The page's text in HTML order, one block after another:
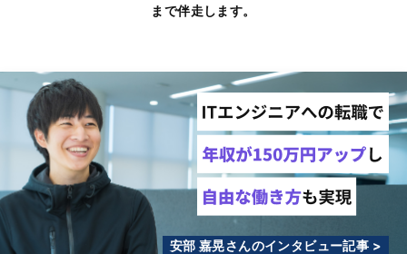
まで伴走します。
安部 嘉晃さんのインタビュー記事 >